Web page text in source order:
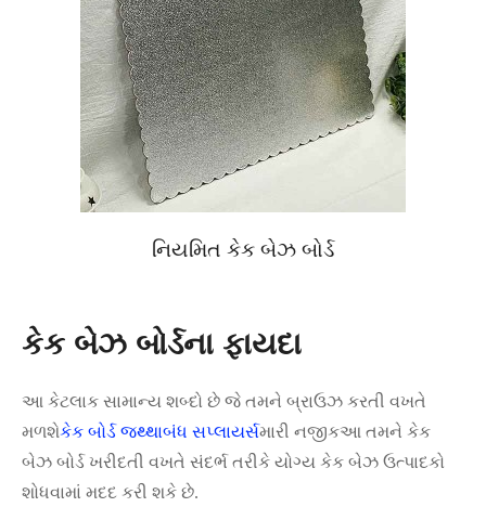
નિયમિત કેક બેઝ બોર્ડ
કેક બેઝ બોર્ડના ફાયદા
આ કેટલાક સામાન્ય શબ્દો છે જે તમને બ્રાઉઝ કરતી વખતે
મળશેકેક બોર્ડ જથ્થાબંધ સપ્લાયર્સમારી નજીકઆ તમને કેક
બેઝ બોર્ડ ખરીદતી વખતે સંદર્ભ તરીકે યોગ્ય કેક બેઝ ઉત્પાદકો
શોધવામાં મદદ કરી શકે છે.